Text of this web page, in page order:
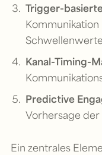
Trigger-
Schwellenwerte
Kanal-Timing-
Predictive
Vorhersage
Ein zentrales